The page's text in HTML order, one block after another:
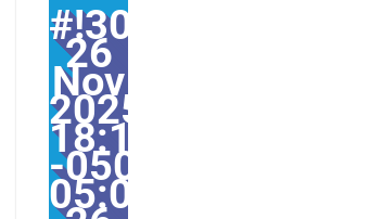
#!30mer,
26
Nov
2025
18:13:55
-0500-
05:005530#30mer,